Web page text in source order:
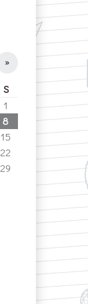
»
S
1
8
15
22
29